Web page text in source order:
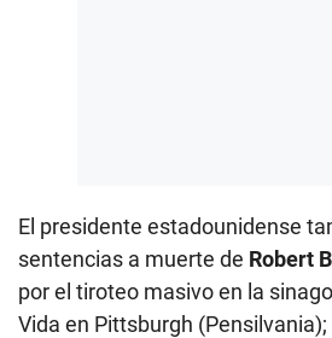
El presidente estadounidense
sentencias a muerte de Robert
por el tiroteo masivo en la
Vida en Pittsburgh (Pensilvania);